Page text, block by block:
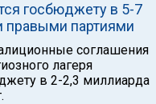
госбюджету в 5-7
правыми партиями
соглашения
лагеря
в 2-2,3 миллиарда